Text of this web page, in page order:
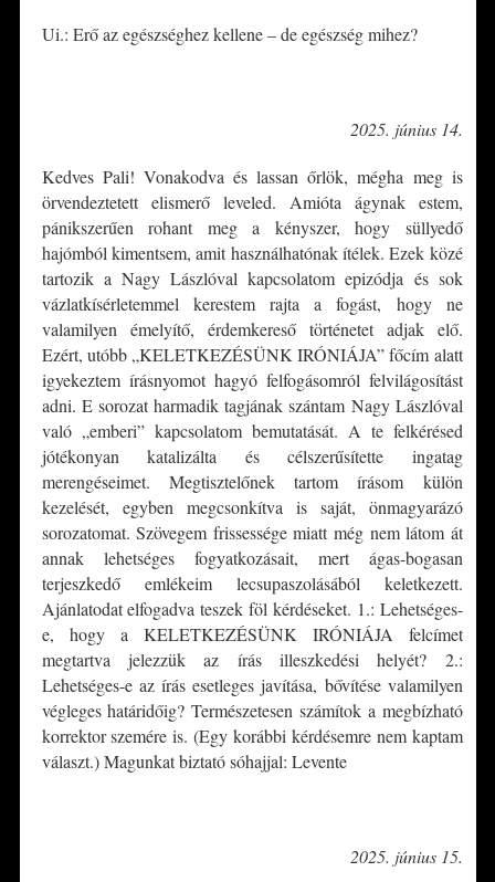
Ui.: Erő az egészséghez kellene – de egészség mihez?
2025. június 14.
Kedves Pali! Vonakodva és lassan őrlök, mégha meg is
örvendeztetett elismerő leveled. Amióta ágynak estem,
pánikszerűen rohant meg a kényszer, hogy süllyedő
hajómból kimentsem, amit használhatónak ítélek. Ezek közé
tartozik a Nagy Lászlóval kapcsolatom epizódja és sok
vázlatkísérletemmel kerestem rajta a fogást, hogy ne
valamilyen émelyítő, érdemkereső történetet adjak elő.
Ezért, utóbb „KELETKEZÉSÜNK IRÓNIÁJA” főcím alatt
igyekeztem írásnyomot hagyó felfogásomról felvilágosítást
adni. E sorozat harmadik tagjának szántam Nagy Lászlóval
való „emberi” kapcsolatom bemutatását. A te felkérésed
jótékonyan katalizálta és célszerűsítette ingatag
merengéseimet. Megtisztelőnek tartom írásom külön
kezelését, egyben megcsonkítva is saját, önmagyarázó
sorozatomat. Szövegem frissessége miatt még nem látom át
annak lehetséges fogyatkozásait, mert ágas-bogasan
terjeszkedő emlékeim lecsupaszolásából keletkezett.
Ajánlatodat elfogadva teszek föl kérdéseket. 1.: Lehetséges-
e, hogy a KELETKEZÉSÜNK IRÓNIÁJA felcímet
megtartva jelezzük az írás illeszkedési helyét? 2.:
Lehetséges-e az írás esetleges javítása, bővítése valamilyen
végleges határidőig? Természetesen számítok a megbízható
korrektor szemére is. (Egy korábbi kérdésemre nem kaptam
választ.) Magunkat biztató sóhajjal: Levente
2025. június 15.